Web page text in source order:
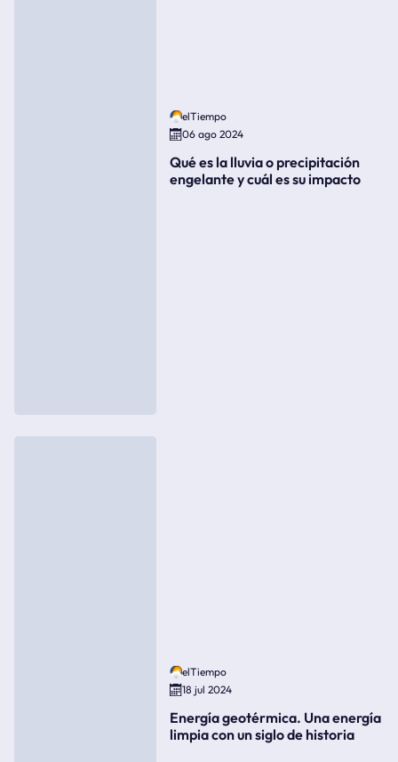
elTiempo
06 ago 2024
Qué es la lluvia o precipitación
engelante y cuál es su impacto
elTiempo
18 jul 2024
Energía geotérmica. Una energía
limpia con un siglo de historia